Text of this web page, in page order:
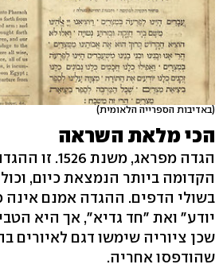
(באדיבות הספרייה הלאומית)
הכי מלאת השראה
הגדה מפראג,
הקדומה ביותר הנמצאת כיום,
בשולי הדפים. ההגדה אמנם אינה
יודע" ואת "חד גדיא", אך היא
שכן ציוריה שימשו דגם לאיורים
שהודפסו אחריה.